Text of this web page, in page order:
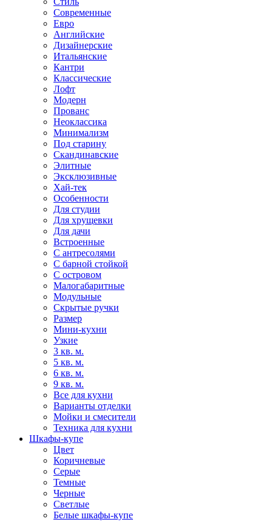
Современные
Евро
Английские
Дизайнерские
Итальянские
Кантри
Классические
Лофт
Модерн
Прованс
Неоклассика
Минимализм
Под старину
Скандинавские
Элитные
Эксклюзивные
Хай-тек
Особенности
Для студии
Для хрущевки
Для дачи
Встроенные
С антресолями
С барной стойкой
С островом
Малогабаритные
Модульные
Скрытые ручки
Размер
Мини-кухни
Узкие
3 кв. м.
5 кв. м.
6 кв. м.
9 кв. м.
Все для кухни
Варианты отделки
Мойки и смесители
Техника для кухни
Шкафы-купе
Цвет
Коричневые
Серые
Темные
Черные
Светлые
Белые шкафы-купе